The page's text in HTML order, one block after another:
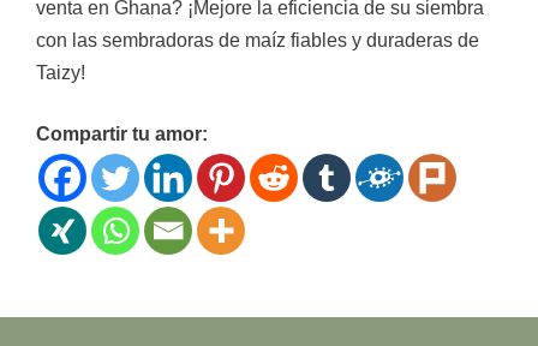
venta en Ghana? ¡Mejore la eficiencia de su siembra
con las sembradoras de maíz fiables y duraderas de
Taizy!
Compartir tu amor: